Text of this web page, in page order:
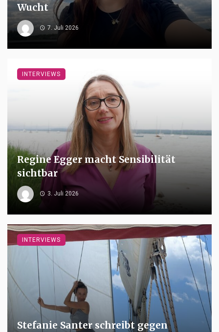
Wucht
7. Juli 2026
Regine Egger macht Sensibilität
sichtbar
3. Juli 2026
INTERVIEWS
Stefanie Santer schreibt gegen
INTERVIEWS